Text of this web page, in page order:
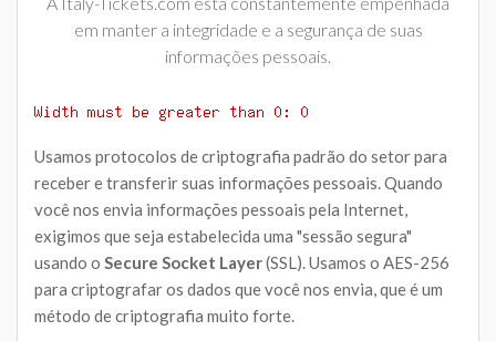
em manter a integridade e a segurança de suas
informações pessoais.
Usamos protocolos de criptografia padrão do setor para
receber e transferir suas informações pessoais. Quando
você nos envia informações pessoais pela Internet,
exigimos que seja estabelecida uma "sessão segura"
usando o Secure Socket Layer(SSL). Usamos o AES-256
para criptografar os dados que você nos envia, que é um
método de criptografia muito forte.